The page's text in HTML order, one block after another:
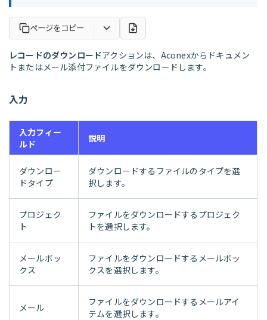
ページをコピー
レコードのダウンロードアクションは、Aconexからドキュメン
トまたはメール添付ファイルをダウンロードします。
入力
入力フィー
ルド
説明
ダウンロー
ドタイプ
ダウンロードするファイルのタイプを選
択します。
プロジェク
ト
ファイルをダウンロードするプロジェク
トを選択します。
メールボッ
クス
ファイルをダウンロードするメールボッ
クスを選択します。
メール
ファイルをダウンロードするメールアイ
テムを選択します。